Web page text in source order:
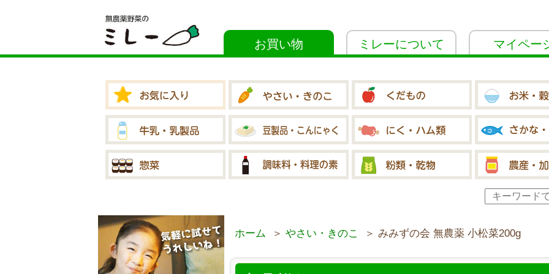
お買い物 ミレーについて マイペー
ホーム ＞やさい・きのこ ＞ みみずの会 無農薬 小松菜200g